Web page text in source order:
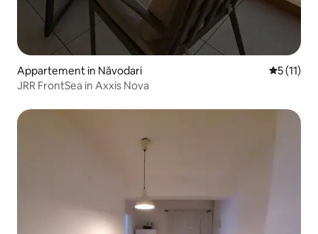
Appartement in Năvodari
5 (11)
JRR FrontSea in Axxis Nova